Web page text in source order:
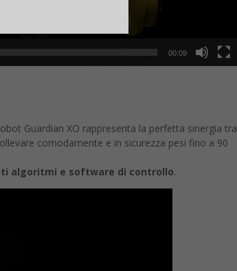
00:09
Guardian XO rappresenta la perfetta sinergia tra
comodamente e in sicurezza pesi fino a 90
algoritmi e software di controllo.